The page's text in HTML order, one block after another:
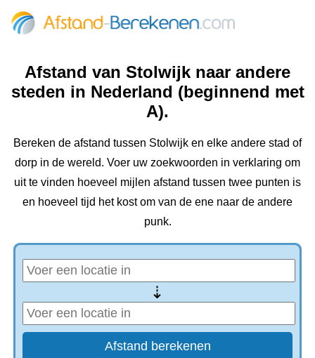
Afstand van Stolwijk naar andere
steden in Nederland (beginnend met
A).
Bereken de afstand tussen Stolwijk en elke andere stad of
dorp in de wereld. Voer uw zoekwoorden in verklaring om
uit te vinden hoeveel mijlen afstand tussen twee punten is
en hoeveel tijd het kost om van de ene naar de andere
punk.
⇢